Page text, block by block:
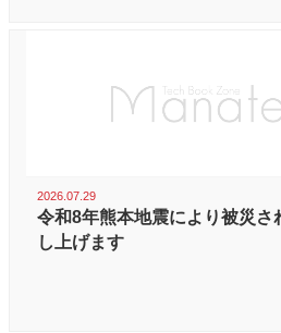
2026.07.29
令和8年熊本地震により被災さ
し上げます